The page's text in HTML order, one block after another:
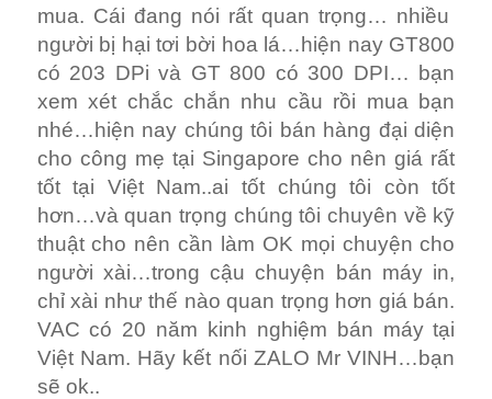
mua. Cái đang nói rất quan trọng… nhiều
người bị hại tơi bời hoa lá…hiện nay GT800
có 203 DPi và GT 800 có 300 DPI… bạn
xem xét chắc chắn nhu cầu rồi mua bạn
nhé…hiện nay chúng tôi bán hàng đại diện
cho công mẹ tại Singapore cho nên giá rất
tốt tại Việt Nam..ai tốt chúng tôi còn tốt
hơn…và quan trọng chúng tôi chuyên về kỹ
thuật cho nên cần làm OK mọi chuyện cho
người xài…trong cậu chuyện bán máy in,
chỉ xài như thế nào quan trọng hơn giá bán.
VAC có 20 năm kinh nghiệm bán máy tại
Việt Nam. Hãy kết nối ZALO Mr VINH…bạn
sẽ ok..